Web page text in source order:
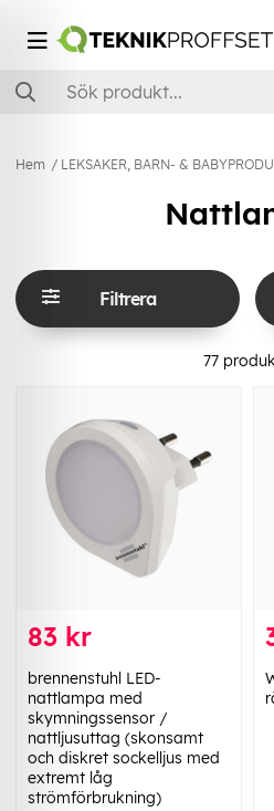
Hem LEKSAKER, BARN- &
Filtrera
77
83 kr
brennenstuhl LED-
nattlampa med
skymningssensor /
nattljusuttag (skonsamt
och diskret sockelljus med
extremt låg
strömförbrukning)